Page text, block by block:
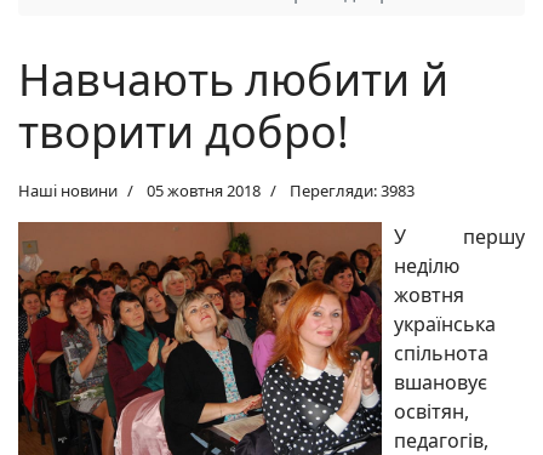
Навчають любити й
творити добро!
Наші новини 05 жовтня 2018 Перегляди: 3983
У першу
неділю
жовтня
українська
спільнота
вшановує
освітян,
педагогів,